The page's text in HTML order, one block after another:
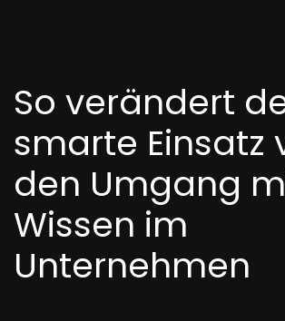
So verändert
smarte Einsatz
den Umgang
Wissen im
Unternehmen